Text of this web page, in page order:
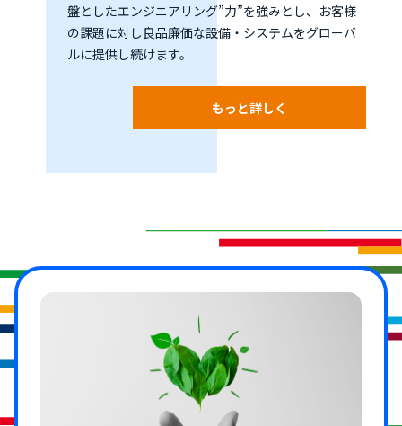
盤としたエンジニアリング”力”を強みとし、お客様
の課題に対し良品廉価な設備・システムをグローバ
ルに提供し続けます。
もっと詳しく